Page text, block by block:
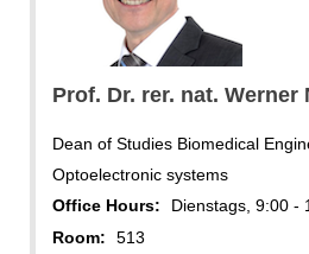
Prof. Dr. rer. nat. Werner
Dean of Studies Biomedical
Optoelectronic systems
Office Hours:
Dienstags, 9:00 -
Room:
513